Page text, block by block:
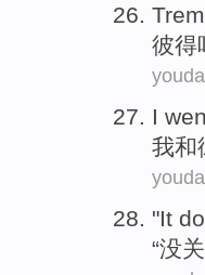
彼得
I
我和
"It
“没